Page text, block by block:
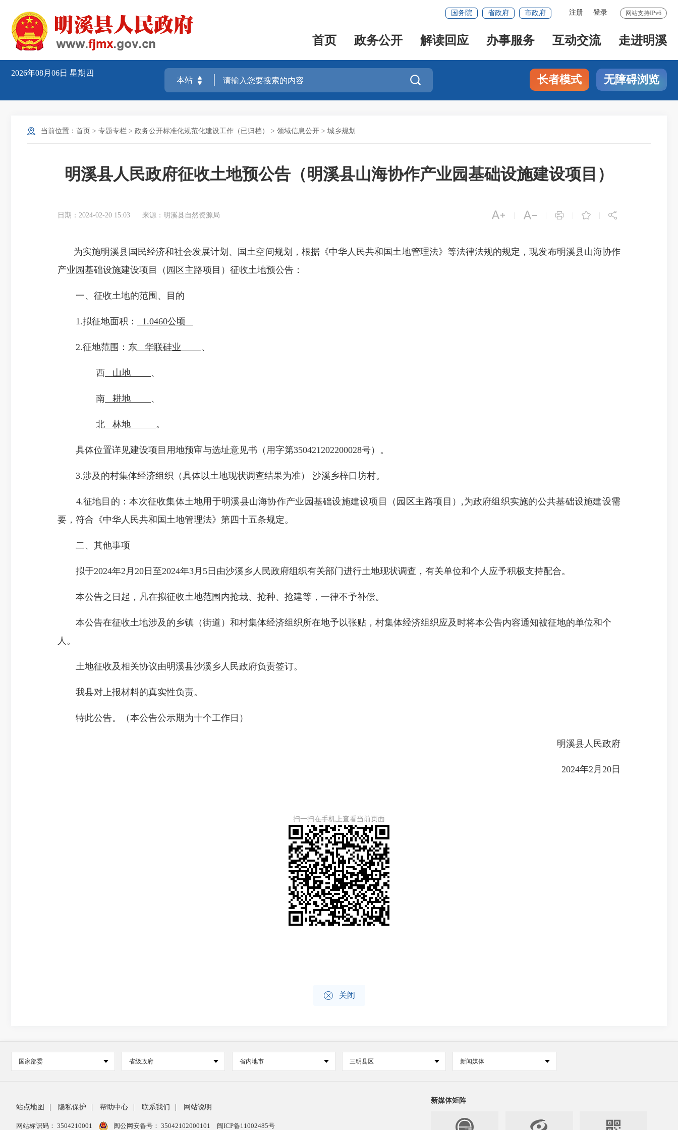
网站支持IPv6
注册 登录
国务院 省政府 市政府
首页 政务公开 解读回应 办事服务 互动交流 走进明溪
2026年08月06日 星期四
 长者模式 无障碍浏览
当前位置： 首页 > 专题专栏 > 政务公开标准化规范化建设工作（已归档） > 领域信息公开 > 城乡规划
明溪县人民政府征收土地预公告（明溪县山海协作产业园基础设施建设项目）
日期：2024-02-20 15:03 来源：明溪县自然资源局     
为实施明溪县国民经济和社会发展计划、国土空间规划，根据《中华人民共和国土地管理法》等法律法规的规定，现发布明溪县山海协作
产业园基础设施建设项目（园区主路项目）征收土地预公告：
一、征收土地的范围、目的
1.拟征地面积： 1.0460公顷
2.征地范围：东 华联硅业 、
西 山地 、
南 耕地 、
北 林地 。
具体位置详见建设项目用地预审与选址意见书（用字第350421202200028号）。
3.涉及的村集体经济组织（具体以土地现状调查结果为准） 沙溪乡梓口坊村。
4.征地目的：本次征收集体土地用于明溪县山海协作产业园基础设施建设项目（园区主路项目）,为政府组织实施的公共基础设施建设需
要，符合《中华人民共和国土地管理法》第四十五条规定。
二、其他事项
拟于2024年2月20日至2024年3月5日由沙溪乡人民政府组织有关部门进行土地现状调查，有关单位和个人应予积极支持配合。
本公告之日起，凡在拟征收土地范围内抢栽、抢种、抢建等，一律不予补偿。
本公告在征收土地涉及的乡镇（街道）和村集体经济组织所在地予以张贴，村集体经济组织应及时将本公告内容通知被征地的单位和个
人。
土地征收及相关协议由明溪县沙溪乡人民政府负责签订。
我县对上报材料的真实性负责。
特此公告。（本公告公示期为十个工作日）
明溪县人民政府
2024年2月20日
扫一扫在手机上查看当前页面
 关闭
国家部委 省级政府 省内地市 三明县区 新闻媒体
站点地图 隐私保护 帮助中心 联系我们 网站说明
网站标识码： 3504210001 闽公网安备号： 35042102000101 闽ICP备11002485号
新媒体矩阵